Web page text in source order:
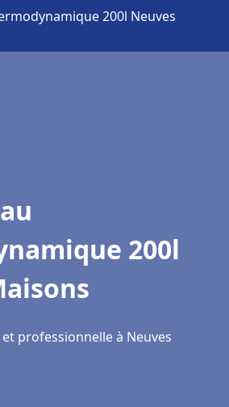
200l Neuves
200l
professionnelle à Neuves